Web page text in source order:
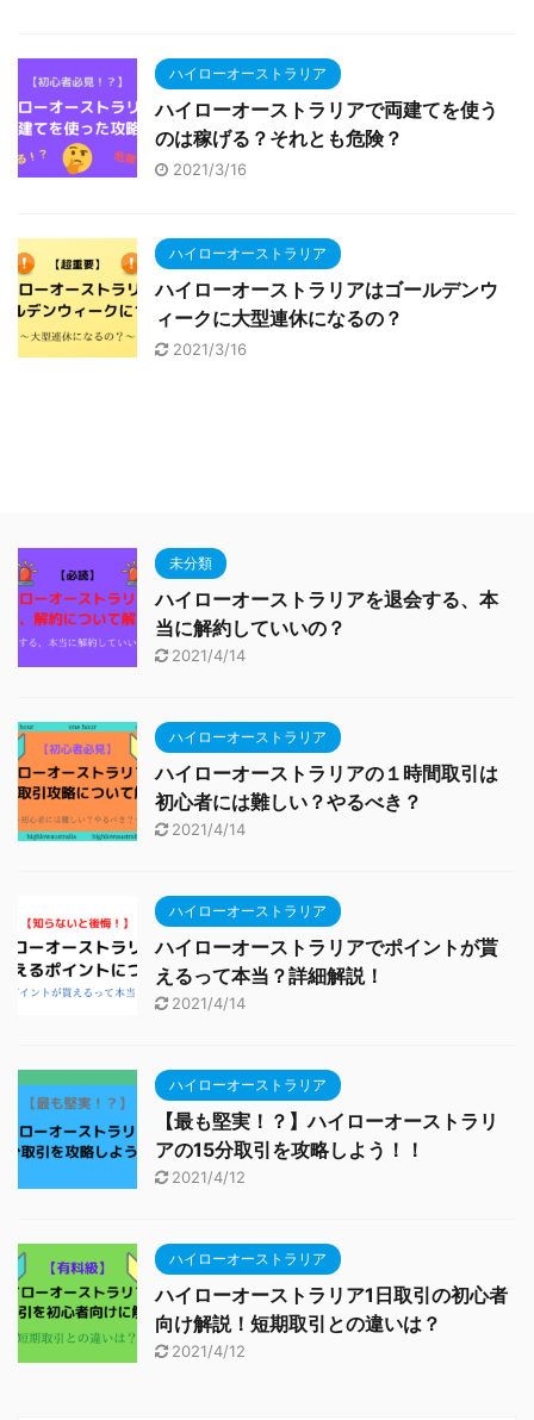
ハイローオーストラリア
ハイローオーストラリアで両建てを使う
のは稼げる？それとも危険？
2021/3/16
ハイローオーストラリア
ハイローオーストラリアはゴールデンウ
ィークに大型連休になるの？
2021/3/16
未分類
ハイローオーストラリアを退会する、本
当に解約していいの？
2021/4/14
ハイローオーストラリア
ハイローオーストラリアの１時間取引は
初心者には難しい？やるべき？
2021/4/14
ハイローオーストラリア
ハイローオーストラリアでポイントが貰
えるって本当？詳細解説！
2021/4/14
ハイローオーストラリア
【最も堅実！？】ハイローオーストラリ
アの15分取引を攻略しよう！！
2021/4/12
ハイローオーストラリア
ハイローオーストラリア1日取引の初心者
向け解説！短期取引との違いは？
2021/4/12